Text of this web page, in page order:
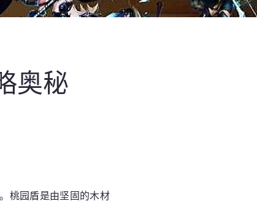
奥秘
桃园盾是由坚固的木材